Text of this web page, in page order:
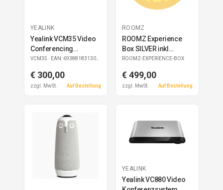
YEALINK
Yealink VCM35 Video
Conferencing
Microphone Wired
VCM35 · EAN: 6938818313064
€ 300,00
zzgl. MwSt. Auf Bestellung
ROOMZ
ROOMZ Experience
Box SILVER inkl
subscription 1 Jahr
ROOMZ-EXPERIENCE-BOX
€ 499,00
zzgl. MwSt. Auf Bestellung
YEALINK
Yealink VC880 Video